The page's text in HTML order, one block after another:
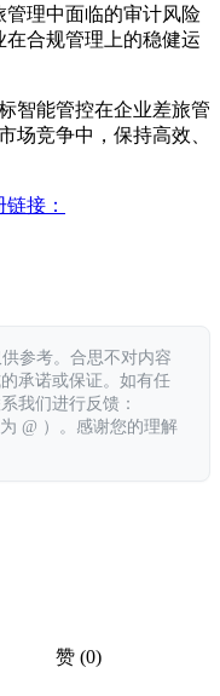
管理中面临的审计风险
合规管理上的稳健运
智能管控在企业差旅管
场竞争中，保持高效、
接：
参考。合思不对内容
承诺或保证。如有任
我们进行反馈：
@ ）。感谢您的理解
赞 (0)